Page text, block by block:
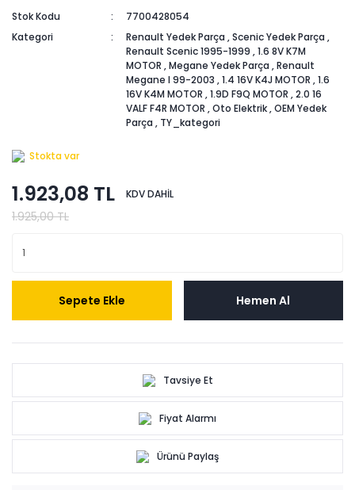
Stok Kodu
7700428054
Kategori
Renault Yedek Parça ,Scenic Yedek Parça ,
Renault Scenic 1995-1999 ,1.6 8V K7M
MOTOR ,Megane Yedek Parça ,Renault
Megane I 99-2003 ,1.4 16V K4J MOTOR ,1.6
16V K4M MOTOR ,1.9D F9Q MOTOR ,2.0 16
VALF F4R MOTOR ,Oto Elektrik,OEM Yedek
Parça , TY_kategori
Stokta var
1.923,08 TL KDV DAHİL
1.925,00 TL
Sepete Ekle Hemen Al
Tavsiye Et
Fiyat Alarmı
Ürünü Paylaş